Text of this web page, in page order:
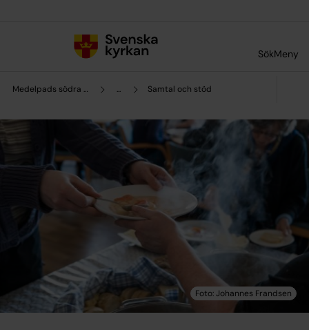
SökMeny
Medelpads södra pastorat ... Samtal och stöd